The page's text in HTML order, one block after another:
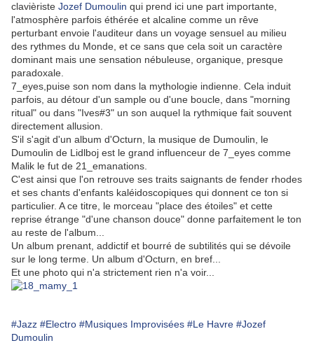
clavièriste Jozef Dumoulin qui prend ici une part importante,
l'atmosphère parfois éthérée et alcaline comme un rêve
perturbant envoie l'auditeur dans un voyage sensuel au milieu
des rythmes du Monde, et ce sans que cela soit un caractère
dominant mais une sensation nébuleuse, organique, presque
paradoxale.
7_eyes,puise son nom dans la mythologie indienne. Cela induit
parfois, au détour d'un sample ou d'une boucle, dans "morning
ritual" ou dans "Ives#3" un son auquel la rythmique fait souvent
directement allusion.
S'il s'agit d'un album d'Octurn, la musique de Dumoulin, le
Dumoulin de Lidlboj est le grand influenceur de 7_eyes comme
Malik le fut de 21_emanations.
C'est ainsi que l'on retrouve ses traits saignants de fender rhodes
et ses chants d'enfants kaléidoscopiques qui donnent ce ton si
particulier. A ce titre, le morceau "place des étoiles" et cette
reprise étrange "d'une chanson douce" donne parfaitement le ton
au reste de l'album...
Un album prenant, addictif et bourré de subtilités qui se dévoile
sur le long terme. Un album d'Octurn, en bref...
Et une photo qui n'a strictement rien n'a voir...
#Jazz #Electro #Musiques Improvisées #Le Havre #Jozef
Dumoulin